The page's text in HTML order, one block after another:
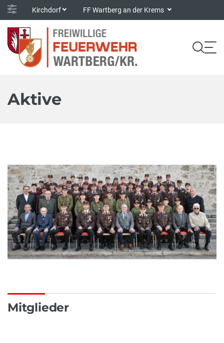
Kirchdorf FF Wartberg an der Krems
Aktive
Mitglieder